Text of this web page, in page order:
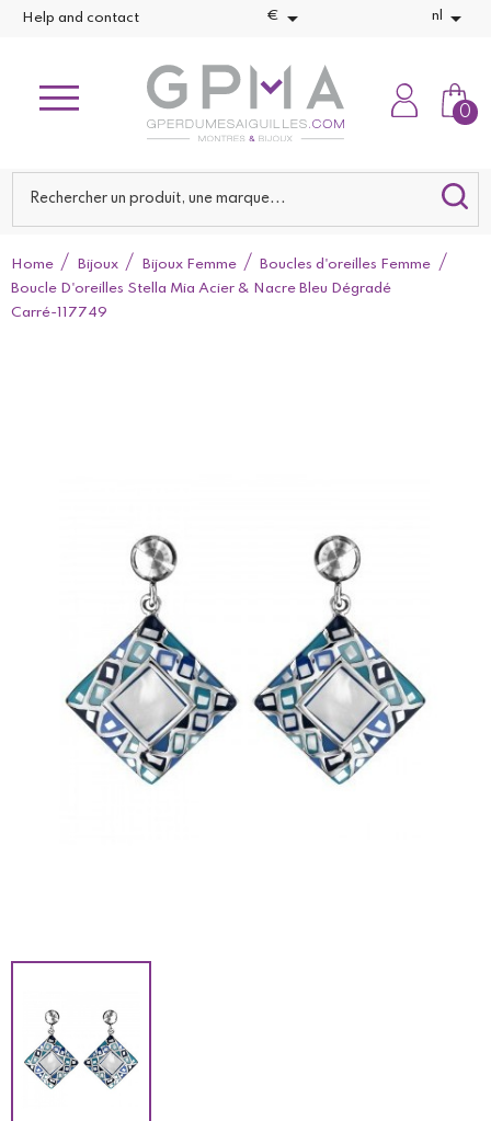
Help and contact €  nl 
0
Home Bijoux Bijoux Femme
Boucles d'oreilles Femme
Boucle D'oreilles Stella Mia Acier & Nacre Bleu Dégradé
Carré-117749